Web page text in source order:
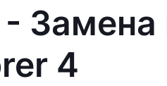
Замена
4